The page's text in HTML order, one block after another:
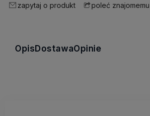
zapytaj o produkt poleć znajomemu
OpisDostawaOpinie